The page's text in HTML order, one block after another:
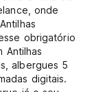
onde
obrigatório
Antilhas
albergues 5
digitais.